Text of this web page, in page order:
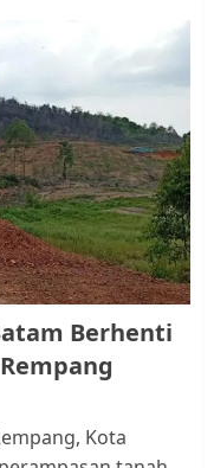
Tegaskan RT dan
Pendataan
Pajak
0
jadi Penghubung
Masyarakat di
RW
Berhenti
Kota